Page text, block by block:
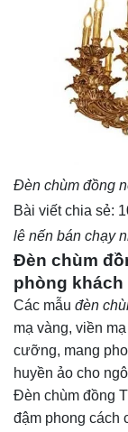
Đèn chùm đồng
Bài viết chia sẻ:
lê nến bán chạy
Đèn chùm
phòng khách
Các mẫu đèn
mạ vàng, viền
cưỡng, mang
huyền ảo cho
Đèn chùm đồng
đậm phong cách